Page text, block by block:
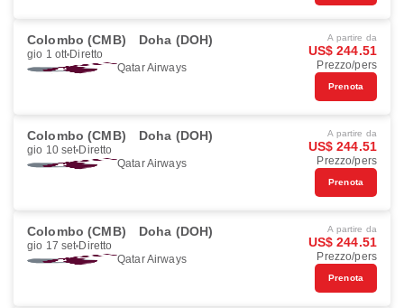
Colombo (CMB) Doha (DOH)
gio 1 ott Diretto
Qatar Airways
A partire da
US$ 244.51
Prezzo/pers
Prenota
Colombo (CMB) Doha (DOH)
gio 10 set Diretto
Qatar Airways
A partire da
US$ 244.51
Prezzo/pers
Prenota
Colombo (CMB) Doha (DOH)
gio 17 set Diretto
Qatar Airways
A partire da
US$ 244.51
Prezzo/pers
Prenota